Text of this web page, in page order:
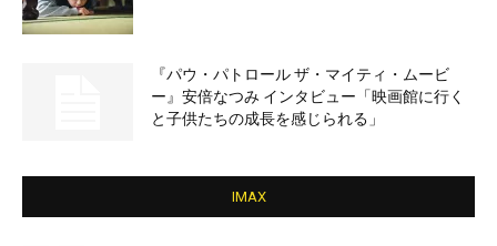
『パウ・パトロール ザ・マイティ・ムービ
ー』安倍なつみ インタビュー「映画館に行く
と子供たちの成長を感じられる」
IMAX